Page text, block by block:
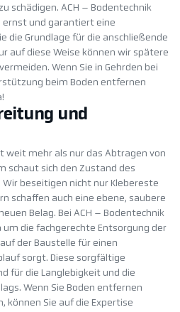
schädigen. ACH – Bodentechnik
und garantiert eine
die Grundlage für die anschließende
auf diese Weise können wir spätere
Wenn Sie in Gehrden bei
beim Boden entfernen
und
weit mehr als nur das Abtragen von
schaut sich den Zustand des
beseitigen nicht nur Klebereste
schaffen auch eine ebene, saubere
Belag. Bei ACH – Bodentechnik
die fachgerechte Entsorgung der
der Baustelle für einen
sorgt. Diese sorgfältige
für die Langlebigkeit und die
Wenn Sie Boden entfernen
können Sie auf die Expertise